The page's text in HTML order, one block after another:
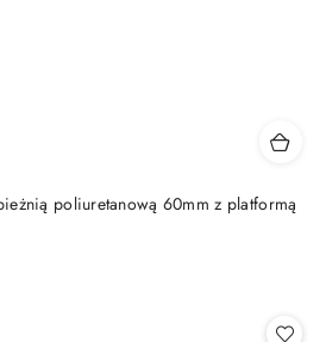
poliuretanową 60mm z platformą